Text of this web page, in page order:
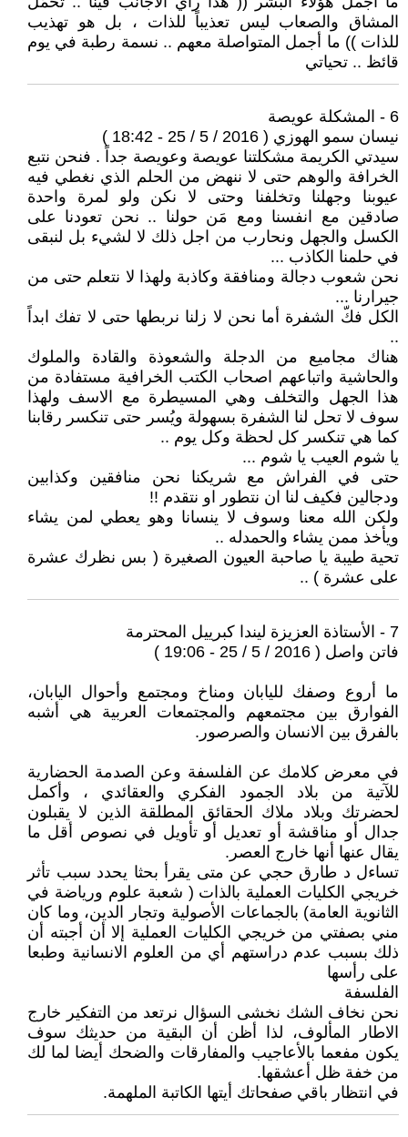
المشاق والصعاب ليس تعذيباً للذات ، بل هو تهذيب
للذات )) ما أجمل المتواصلة معهم .. نسمة رطبة في يوم
قائظ .. تحياتي
6 - المشكلة عويصة
نيسان سمو الهوزي ( 2016 / 5 / 25 - 18:42 )
سيدتي الكريمة مشكلتنا عويصة وعويصة جداً . فنحن نتبع
الخرافة والوهم حتى لا ننهض من الحلم الذي نغطي فيه
عيوبنا وجهلنا وتخلفنا وحتى لا نكن ولو لمرة واحدة
صادقين مع انفسنا ومع مَن حولنا .. نحن تعودنا على
الكسل والجهل ونحارب من اجل ذلك لا لشيء بل لنبقى
في حلمنا الكاذب ...
نحن شعوب دجالة ومنافقة وكاذبة ولهذا لا نتعلم حتى من
جيرارنا ...
الكل فكّ الشفرة أما نحن لا زلنا نربطها حتى لا تفك ابداً
..
هناك مجاميع من الدجلة والشعوذة والقادة والملوك
والحاشية واتباعهم اصحاب الكتب الخرافية مستفادة من
هذا الجهل والتخلف وهي المسيطرة مع الاسف ولهذا
سوف لا تحل لنا الشفرة بسهولة ويُسر حتى تنكسر رقابنا
كما هي تنكسر كل لحظة وكل يوم ..
يا شوم العيب يا شوم ...
حتى في الفراش مع شريكنا نحن منافقين وكذابين
ودجالين فكيف لنا ان نتطور او نتقدم !!
ولكن الله معنا وسوف لا ينسانا وهو يعطي لمن يشاء
ويأخذ ممن يشاء والحمدله ..
تحية طيبة يا صاحبة العيون الصغيرة ( بس نظرك عشرة
على عشرة ) ..
7 - الأستاذة العزيزة ليندا كبرييل المحترمة
فاتن واصل ( 2016 / 5 / 25 - 19:06 )
ما أروع وصفك لليابان ومناخ ومجتمع وأحوال اليابان،
الفوارق بين مجتمعهم والمجتمعات العربية هي أشبه
بالفرق بين الانسان والصرصور.
في معرض كلامك عن الفلسفة وعن الصدمة الحضارية
للآتية من بلاد الجمود الفكري والعقائدي ، وأكمل
لحضرتك وبلاد ملاك الحقائق المطلقة الذين لا يقبلون
جدال أو مناقشة أو تعديل أو تأويل في نصوص أقل ما
يقال عنها أنها خارج العصر.
تساءل د طارق حجي عن متى يقرأ بحثا يحدد سبب تأثر
خريجي الكليات العملية بالذات ( شعبة علوم ورياضة في
الثانوية العامة) بالجماعات الأصولية وتجار الدين، وما كان
مني بصفتي من خريجي الكليات العملية إلا أن أجبته أن
ذلك بسبب عدم دراستهم أي من العلوم الانسانية وطبعا
على رأسها
الفلسفة
نحن نخاف الشك نخشى السؤال نرتعد من التفكير خارج
الاطار المألوف، لذا أظن أن البقية من حديثك سوف
يكون مفعما بالأعاجيب والمفارقات والضحك أيضا لما لك
من خفة ظل أعشقها.
في انتظار باقي صفحاتك أيتها الكاتبة الملهمة.